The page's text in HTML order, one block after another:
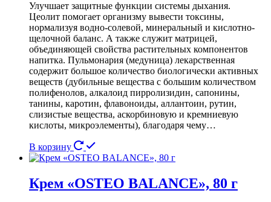
Улучшает защитные функции системы дыхания.
Цеолит помогает организму вывести токсины,
нормализуя водно-солевой, минеральный и кислотно-
щелочной баланс. А также служит матрицей,
объединяющей свойства растительных компонентов
напитка. Пульмонария (медуница) лекарственная
содержит большое количество биологически активных
веществ (дубильные вещества с большим количеством
полифенолов, алкалоид пирролизидин, сапонины,
танины, каротин, флавоноиды, аллантоин, рутин,
слизистые вещества, аскорбиновую и кремниевую
кислоты, микроэлементы), благодаря чему…
В корзину
Крем «OSTEO BALANCE», 80 г